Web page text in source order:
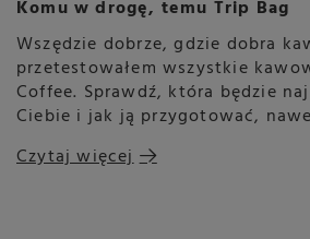
Komu w drogę, temu Trip Bag
Wszędzie dobrze, gdzie dobra
przetestowałem wszystkie
Coffee. Sprawdź, która będzie
Ciebie i jak ją przygotować,
Czytaj więcej